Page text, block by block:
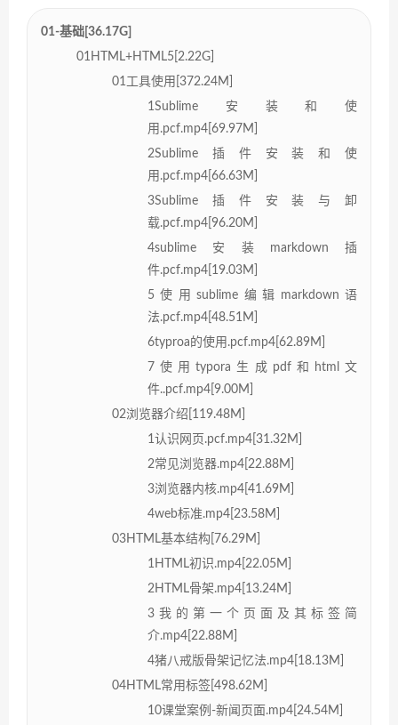
01-基础[36.17G]
01HTML+HTML5[2.22G]
01工具使用[372.24M]
1Sublime安装和使
用.pcf.mp4[69.97M]
2Sublime插件安装和使
用.pcf.mp4[66.63M]
3Sublime插件安装与卸
载.pcf.mp4[96.20M]
4sublime安装markdown插
件.pcf.mp4[19.03M]
5使用sublime编辑markdown语
法.pcf.mp4[48.51M]
6typroa的使用.pcf.mp4[62.89M]
7使用typora生成pdf和html文
件..pcf.mp4[9.00M]
02浏览器介绍[119.48M]
1认识网页.pcf.mp4[31.32M]
2常见浏览器.mp4[22.88M]
3浏览器内核.mp4[41.69M]
4web标准.mp4[23.58M]
03HTML基本结构[76.29M]
1HTML初识.mp4[22.05M]
2HTML骨架.mp4[13.24M]
3我的第一个页面及其标签简
介.mp4[22.88M]
4猪八戒版骨架记忆法.mp4[18.13M]
04HTML常用标签[498.62M]
10课堂案例-新闻页面.mp4[24.54M]